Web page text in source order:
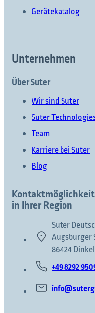
Gerätekatalog
Unternehmen
Über Suter
Wir sind Suter
Suter
Team
Karriere bei Suter
Blog
in Ihrer Region
Suter
Augsburger
86424
+49 8292